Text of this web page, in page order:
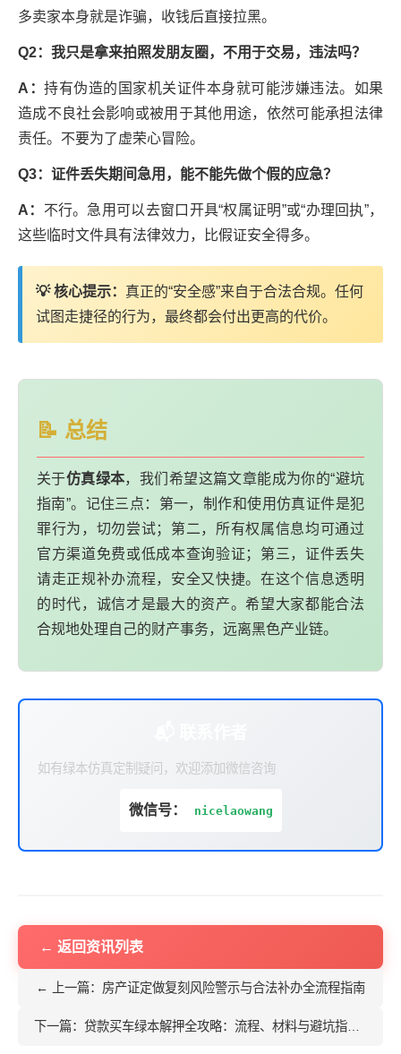
多卖家本身就是诈骗，收钱后直接拉黑。
Q2：我只是拿来拍照发朋友圈，不用于交易，违法吗？
A： 持有伪造的国家机关证件本身就可能涉嫌违法。如果
造成不良社会影响或被用于其他用途，依然可能承担法律
责任。不要为了虚荣心冒险。
Q3：证件丢失期间急用，能不能先做个假的应急？
A： 不行。急用可以去窗口开具“权属证明”或“办理回执”，
这些临时文件具有法律效力，比假证安全得多。
💡 核心提示： 真正的“安全感”来自于合法合规。任何
试图走捷径的行为，最终都会付出更高的代价。
📝 总结
关于仿真绿本，我们希望这篇文章能成为你的“避坑
指南”。记住三点：第一，制作和使用仿真证件是犯
罪行为，切勿尝试；第二，所有权属信息均可通过
官方渠道免费或低成本查询验证；第三，证件丢失
请走正规补办流程，安全又快捷。在这个信息透明
的时代，诚信才是最大的资产。希望大家都能合法
合规地处理自己的财产事务，远离黑色产业链。
如有绿本仿真定制疑问，欢迎添加微信咨询
微信号： nicelaowang
← 返回资讯列表
← 上一篇：房产证定做复刻风险警示与合法补办全流程指南